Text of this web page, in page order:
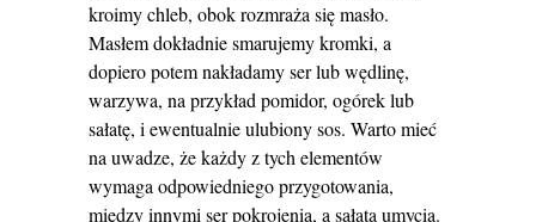
kroimy chleb, obok rozmraża się masło.
Masłem dokładnie smarujemy kromki, a
dopiero potem nakładamy ser lub wędlinę,
warzywa, na przykład pomidor, ogórek lub
sałatę, i ewentualnie ulubiony sos. Warto mieć
na uwadze, że każdy z tych elementów
wymaga odpowiedniego przygotowania,
między innymi ser pokrojenia, a sałata umycia.